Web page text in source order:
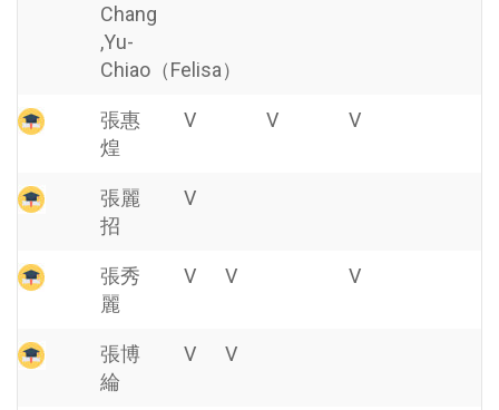
Chang
,Yu-
Chiao（Felisa）
張惠
煌
V V V
張麗
招
V
張秀
麗
V V V
張博
綸
V V